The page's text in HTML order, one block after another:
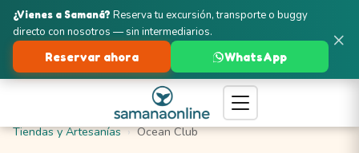
Turismo en Samaná
Santa Bárbara de Samaná
Tiendas y Artesanías
Ocean Club
×
¿Vienes a Samaná? Reserva tu excursión, transporte o buggy
directo con nosotros — sin intermediarios.
Reservar ahora WhatsApp